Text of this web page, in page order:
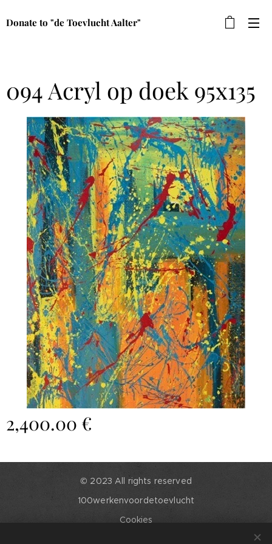
Donate to "de Toevlucht Aalter"
094 Acryl op doek 95x135
2,400.00 €
© 2023 All rights reserved
100werkenvoordetoevlucht
Cookies